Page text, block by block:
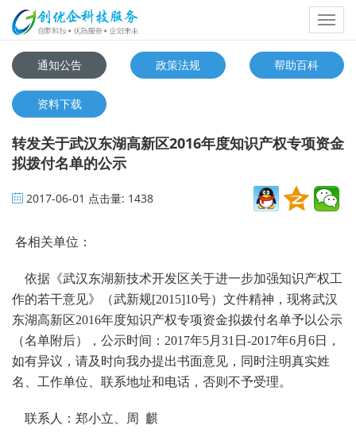
通知公告
政策法规 帮助百科
资料下载
转发关于武汉东湖高新区2016年度知识产权专项资金
拟拨付名单的公示
2017-06-01 点击量: 1438
各相关单位：
依据《武汉东湖新技术开发区关于进一步加强知识产权工
作的若干意见》（武新规[2015]10号）文件精神，现将武汉
东湖高新区2016年度知识产权专项资金拟拨付名单予以公示
（名单附后），公示时间：2017年5月31日-2017年6月6日，
如有异议，请及时向我办提出书面意见，同时注明真实姓
名、工作单位、联系地址和电话，否则不予受理。
联系人：郑小立、周 麒